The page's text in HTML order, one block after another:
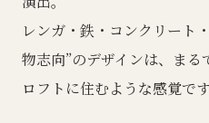
レンガ・鉄・コンクリート
物志向”のデザインは、ま
ロフトに住むような感覚です